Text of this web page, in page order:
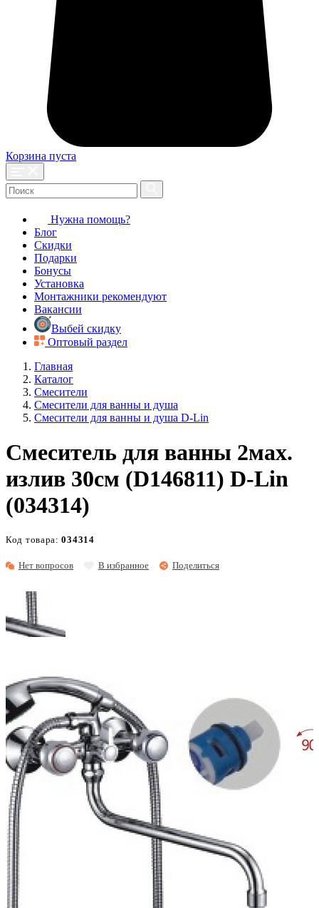
Корзина пуста
Нужна помощь?
Блог
Скидки
Подарки
Бонусы
Установка
Монтажники рекомендуют
Вакансии
Выбей скидку
Оптовый раздел
Главная
Каталог
Смесители
Смесители для ванны и душа
Смесители для ванны и душа D-Lin
Смеситель для ванны 2мах.
излив 30см (D146811) D-Lin
(034314)
Нет вопросов В избранное Поделиться
Код товара:034314